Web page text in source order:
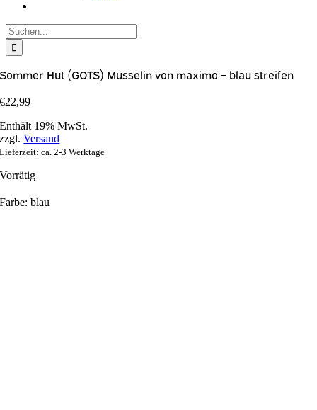
Suche
nach:
Sommer Hut (GOTS) Musselin von maximo – blau streifen
€22,99
Enthält 19% MwSt.
zzgl.Versand
Lieferzeit: ca. 2-3 Werktage
Vorrätig
Farbe:blau